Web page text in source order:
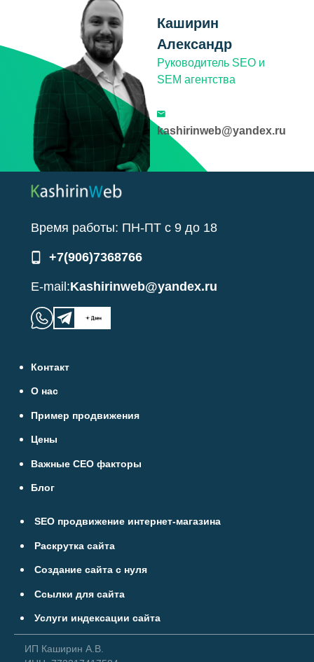
Каширин
Александр
Руководитель SEO и
SEM агентства
kashirinweb@yandex.ru
Время работы: ПН-ПТ с 9 до 18
+7(906)7368766
E-mail:Kashirinweb@yandex.ru
SEO продвижение интернет-магазина
Раскрутка сайта
Создание сайта с нуля
Ссылки для сайта
Услуги индексации сайта
Контакт
О нас
Пример продвижения
Цены
Важные СЕО факторы
Блог
ИП Каширин А.В.